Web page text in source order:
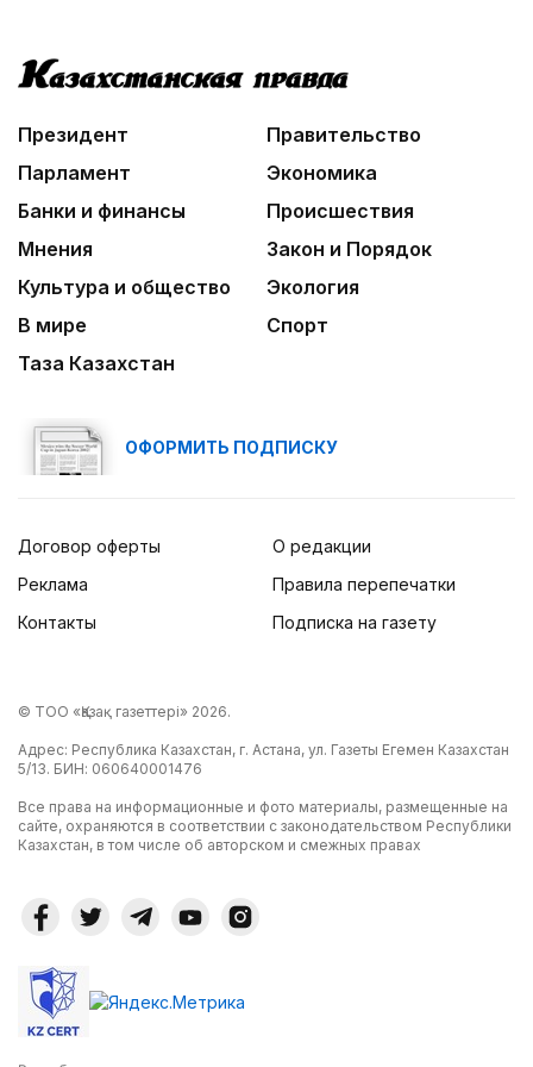
Президент
Правительство
Парламент
Экономика
Банки и финансы
Происшествия
Мнения
Закон и Порядок
Культура и общество
Экология
В мире
Спорт
Таза Казахстан
ОФОРМИТЬ ПОДПИСКУ
Договор оферты
Реклама
Контакты
О редакции
Правила перепечатки
Подписка на газету
© ТОО «Қазақ газеттері» 2026.
Адрес: Республика Казахстан, г. Астана, ул. Газеты Егемен Казахстан
5/13. БИН: 060640001476
Все права на информационные и фото материалы, размещенные на
сайте, охраняются в соответствии с законодательством Республики
Казахстан, в том числе об авторском и смежных правах